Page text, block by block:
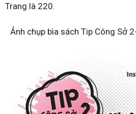
Trang là 220.
Ảnh chụp bìa sách Tip Công Sở